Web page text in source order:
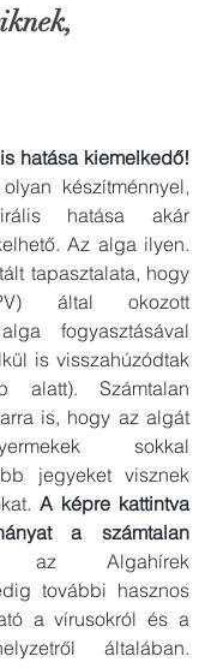
készítménnyel,
hatása akár
Az alga ilyen.
tapasztalata, hogy
által okozott
fogyasztásával
is visszahúzódtak
alatt). Számtalan
is, hogy az algát
sokkal
jegyeket visznek
A képre kattintva
a számtalan
az Algahírek
további hasznos
a vírusokról és a